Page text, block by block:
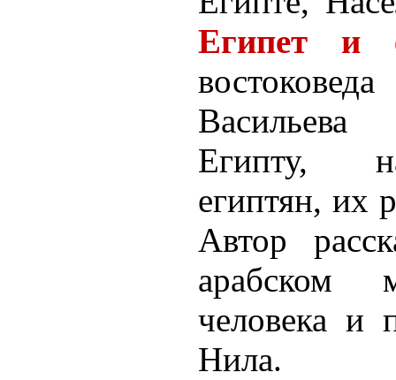
Египет и
Васильева
Египту,
египтян, их
Автор
арабском
человека и
Нила.